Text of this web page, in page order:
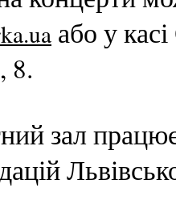
або у
8.
зал